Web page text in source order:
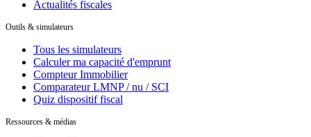
Actualités fiscales
Outils & simulateurs
Tous les simulateurs
Calculer ma capacité d'emprunt
Compteur Immobilier
Comparateur LMNP / nu / SCI
Quiz dispositif fiscal
Ressources & médias